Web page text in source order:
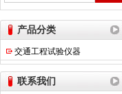
上海申锐测试设备制造有限公司
产品分类
交通工程试验仪器
联系我们